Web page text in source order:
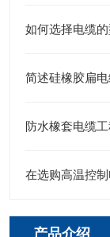
如何选择电缆的
简述硅橡胶扁
防水橡套电缆
在选购高温控
产品介绍